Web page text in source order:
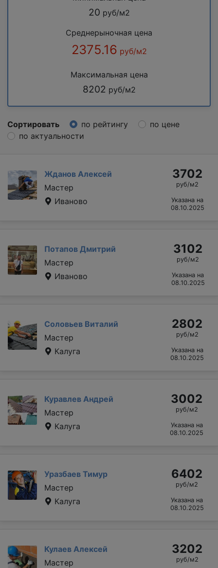
20 руб/м2
Среднерыночная цена
2375.16 руб/м2
Максимальная цена
8202 руб/м2
Сортировать по рейтингу
по цене
по актуальности
Жданов Алексей
Мастер
Иваново
3702
руб/м2
Указана на
08.10.2025
Потапов Дмитрий
Мастер
Иваново
3102
руб/м2
Указана на
08.10.2025
Соловьев Виталий
Мастер
Калуга
2802
руб/м2
Указана на
08.10.2025
Куравлев Андрей
Мастер
Калуга
3002
руб/м2
Указана на
08.10.2025
Уразбаев Тимур
Мастер
Калуга
6402
руб/м2
Указана на
08.10.2025
Кулаев Алексей
Мастер
3202
руб/м2